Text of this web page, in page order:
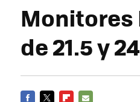
Monitores
de 21.5 y